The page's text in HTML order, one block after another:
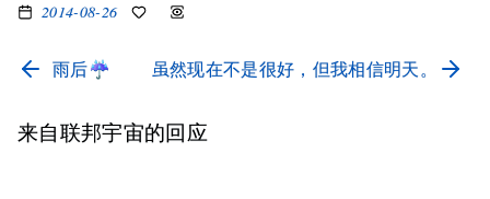
2014-08-26
雨后☔ 虽然现在不是很好，但我相信明天。
来自联邦宇宙的回应